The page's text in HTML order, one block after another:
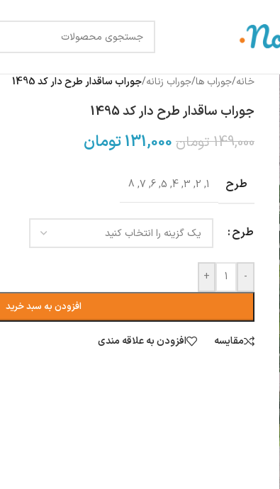
خانه/جوراب ها/جوراب زنانه/جوراب ساقدار طرح دار کد 1495
جوراب ساقدار طرح دار کد 1495
149,000 تومان 131,000تومان
طرح 1
,
2
,
3
,
4
,
5
,
6
,
7
,
8
طرح
-
+
افزودن به سبد خرید
مقایسه افزودن به علاقه مندی